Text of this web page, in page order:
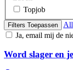
Topjob
Filters Toepassen
Ja, email mij de
Word slager en